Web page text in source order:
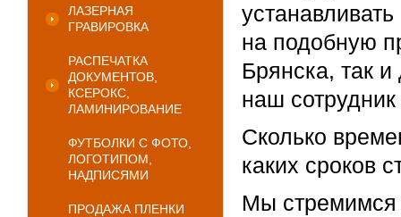
ЛАЗЕРНАЯ
ГРАВИРОВКА
РАСПЕЧАТКА
ДОКУМЕНТОВ,
КСЕРОКС,
ЛАМИНИРОВАНИЕ
ФУТБОЛКИ С ФОТО,
ЛОГОТИПОМ,
НАДПИСЯМИ
ПРОДАЖА ПЛЕНКИ
на подобную
Брянска, так
наш
Сколько
каких сроков
Мы стремимся